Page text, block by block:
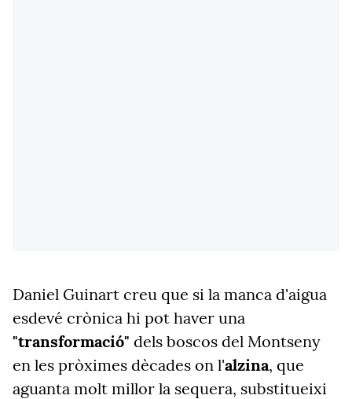
Daniel Guinart creu que si la manca d'aigua
esdevé crònica hi pot haver una
"transformació" dels boscos del Montseny
en les pròximes dècades on l'alzina, que
aguanta molt millor la sequera, substitueixi